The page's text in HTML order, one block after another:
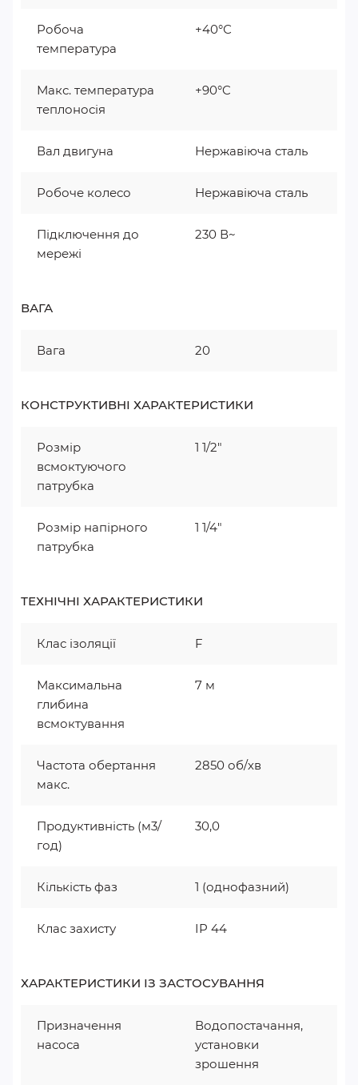
Робоча
температура
+40°С
Макс. температура
теплоносія
+90°C
Вал двигуна Нержавіюча сталь
Робоче колесо Нержавіюча сталь
Підключення до
мережі
230 В~
ВАГА
Вага 20
КОНСТРУКТИВНІ ХАРАКТЕРИСТИКИ
Розмір
всмоктуючого
патрубка
1 1/2"
Розмір напірного
патрубка
1 1/4"
ТЕХНІЧНІ ХАРАКТЕРИСТИКИ
Клас ізоляції F
Максимальна
глибина
всмоктування
7 м
Частота обертання
макс.
2850 об/хв
Продуктивність (м3/
год)
30,0
Кількість фаз 1 (однофазний)
Клас захисту IP 44
ХАРАКТЕРИСТИКИ ІЗ ЗАСТОСУВАННЯ
Призначення
насоса
Водопостачання,
установки
зрошення